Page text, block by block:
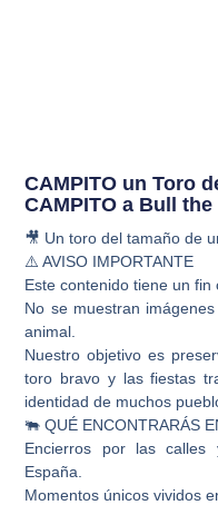
CAMPITO un Toro
CAMPITO a Bull
🎥 Un toro del tamaño de
⚠️ AVISO IMPORTANTE
Este contenido tiene un fin
No se muestran
animal.
Nuestro objetivo es
toro bravo y las fiestas
identidad de muchos
🐃 QUÉ ENCONTRARÁS
Encierros por las
España.
Momentos únicos vividos